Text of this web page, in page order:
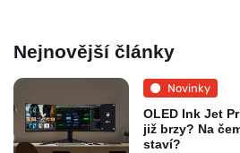
Nejnovější články
Novinky
OLED Ink Jet
již brzy? Na
staví?